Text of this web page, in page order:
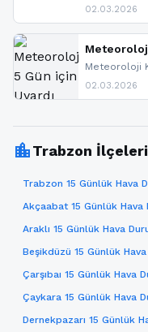
yapılmış
sitemizi
02.03.2026
Meteoroloji
02.03.2026
location_cityTrabzon İlçeleri
Trabzon 15 Günlük Hava
Akçaabat 15 Günlük Hava
Araklı 15 Günlük Hava
Beşikdüzü 15 Günlük
Çarşıbaı 15 Günlük Hava
Çaykara 15 Günlük Hava
Dernekpazarı 15 Günlük